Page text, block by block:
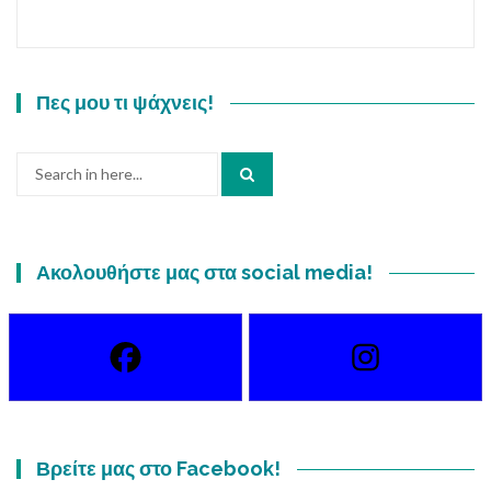
Πες μου τι ψάχνεις!
Ακολουθήστε μας στα social media!
Βρείτε μας στο Facebook!